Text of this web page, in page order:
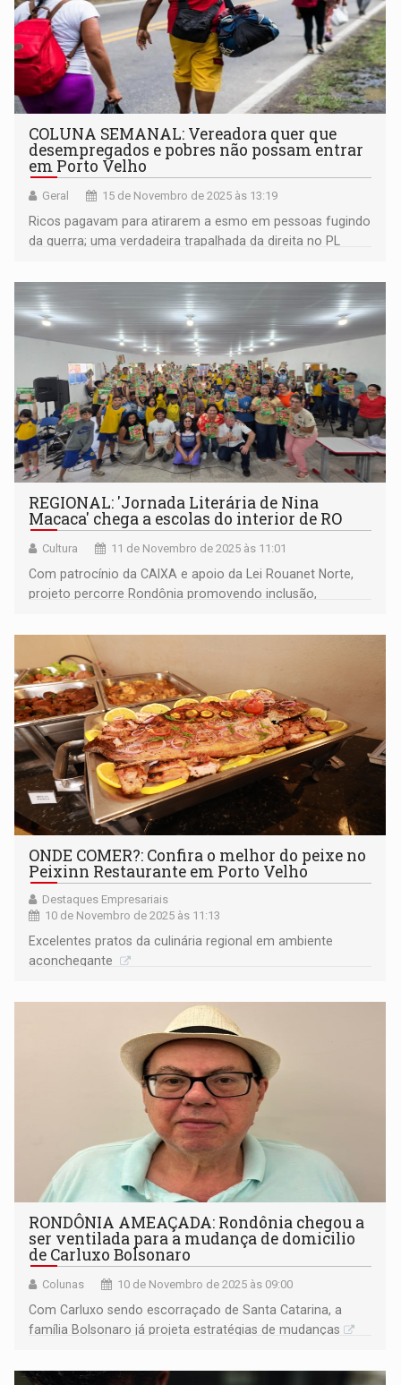
COLUNA SEMANAL: Vereadora quer que
desempregados e pobres não possam entrar
em Porto Velho
Geral 15 de Novembro de 2025 às 13:19
Ricos pagavam para atirarem a esmo em pessoas fugindo
da guerra; uma verdadeira trapalhada da direita no PL
político para 2026; Léo Moraes foi na COP, em Belém, e
muito mais
REGIONAL: 'Jornada Literária de Nina
Macaca' chega a escolas do interior de RO
Cultura 11 de Novembro de 2025 às 11:01
Com patrocínio da CAIXA e apoio da Lei Rouanet Norte,
projeto percorre Rondônia promovendo inclusão,
pública
ONDE COMER?: Confira o melhor do peixe no
Peixinn Restaurante em Porto Velho
Destaques Empresariais
10 de Novembro de 2025 às 11:13
Excelentes pratos da culinária regional em ambiente
aconchegante
RONDÔNIA AMEAÇADA: Rondônia chegou a
ser ventilada para a mudança de domicilio
de Carluxo Bolsonaro
Colunas 10 de Novembro de 2025 às 09:00
Com Carluxo sendo escorraçado de Santa Catarina, a
família Bolsonaro já projeta estratégias de mudanças